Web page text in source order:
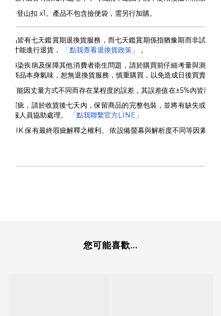
內附登山扣 x1。產品不包含撿便袋，需另行加購。
品皆有七天鑑賞期退換貨服務，而七天鑑賞期係指猶豫期而非試用
下才能進行退貨，
「點我查看退換貨政策」
。
傳染疾病及保障其他消費者衛生問題，請於購買前仔細考量與測量
非商品本身氣味，恕無退換貨服務，慎重購買，以免造成日後買賣糾紛
可能因丈量方式不同而存在某程度的誤差，其誤差值在±5%內皆屬正
瑕疵，請於收貨後七天內，保留商品的完整包裝，並將有缺失或損
客服人員協助處理。
「點我聯繫官方LINE」
保有最終瑕疵解釋之權利。 依設備螢幕與解析度不同等因素，
您可能喜歡...